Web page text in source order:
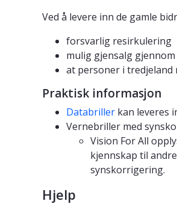
Ved å levere inn de gamle
forsvarlig resirkulering
mulig gjensalg
at personer i tredjeland
Praktisk informasjon
Databriller kan leveres
Vernebriller med
Vision For All
kjennskap til
synskorrigering.
Hjelp